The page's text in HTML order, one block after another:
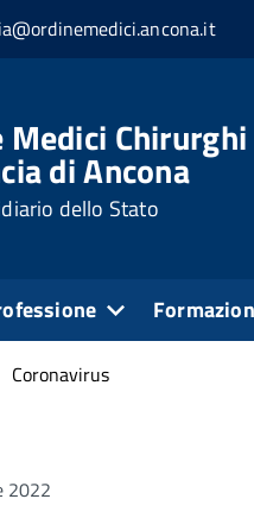
Medici
di Ancona
dello Stato
Coronavirus
2022